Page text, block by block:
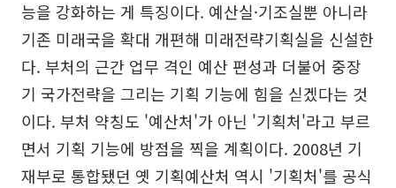
능을 강화하는 게 특징이다. 예산실·기조실뿐 아니라
기존 미래국을 확대 개편해 미래전략기획실을 신설한
다. 부처의 근간 업무 격인 예산 편성과 더불어 중장
기 국가전략을 그리는 기획 기능에 힘을 싣겠다는 것
이다. 부처 약칭도 '예산처'가 아닌 '기획처'라고 부르
면서 기획 기능에 방점을 찍을 계획이다. 2008년 기
재부로 통합됐던 옛 기획예산처 역시 '기획처'를 공식